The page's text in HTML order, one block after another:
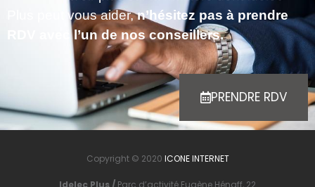
Plus peut vous aider,n’hésitez pas à prendre
RDV avec l’un de nos conseillers.
PRENDRE RDV
Copyright © 2020 ICONE INTERNET
Idelec Plus / Parc d’activité Eugène Hénaff, 22